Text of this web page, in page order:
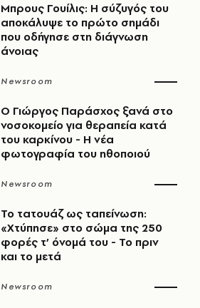
Μπρους Γουίλις: Η σύζυγός του
αποκάλυψε το πρώτο σημάδι
που οδήγησε στη διάγνωση
άνοιας
Newsroom
O Γιώργος Παράσχος ξανά στο
νοσοκομείο για θεραπεία κατά
του καρκίνου - Η νέα
φωτογραφία του ηθοποιού
Newsroom
Το τατουάζ ως ταπείνωση:
«Χτύπησε» στο σώμα της 250
φορές τ’ όνομά του - Το πριν
και το μετά
Newsroom